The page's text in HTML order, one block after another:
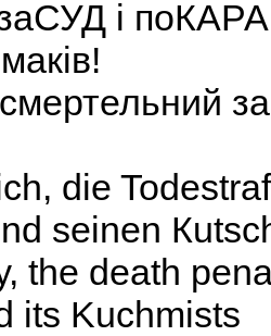
і
die
seinen
the death
its Kuchmists